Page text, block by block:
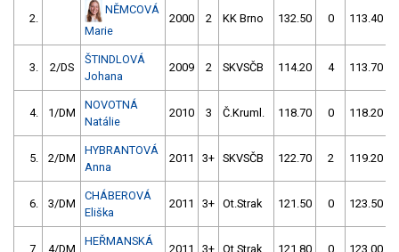
2.
NĚMCOVÁ
Marie
2000 2 KK Brno 132.50 0 113.40
3. 2/DS
ŠTINDLOVÁ
Johana
2009 2 SKVSČB 114.20 4 113.70
4. 1/DM
NOVOTNÁ
Natálie
2010 3 Č.Kruml. 118.70 0 118.20
5. 2/DM
HYBRANTOVÁ
Anna
2011 3+ SKVSČB 122.70 2 119.20
6. 3/DM
CHÁBEROVÁ
Eliška
2011 3+ Ot.Strak 121.50 0 123.50
7. 4/DM
HEŘMANSKÁ
2011 3+ Ot.Strak 121.80 0 123.00